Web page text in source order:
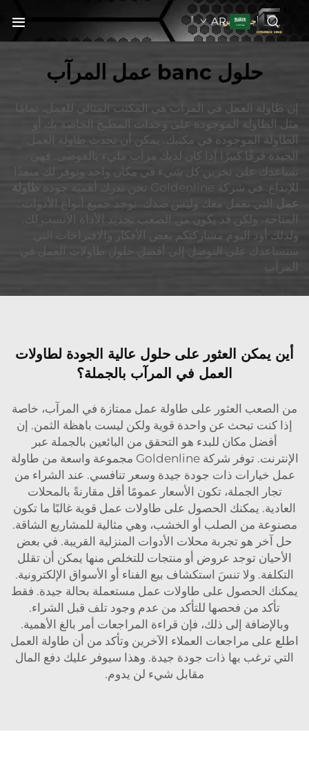
جولدنبلاينAR
حلول banc عمل المرآب
إن طاولة العمل في المرآب هي المكتب المثالي للعمل، تمامًا
مثل الطاولة الموجودة على وحدات المطبخ الخاصة بك أو
الطاولة الموجودة في مكتبك. يمكن أن تحدث طاولة العمل
الجيدة فرقًا كبيرًا إذا كان لديك مرآب مليء بالفوضى. فهي
تساعدك على تخزين كل شيء في مكان واحد وتوفر لك منفذًا
للإبداع. في شركة Goldenline نحن ندرك أهمية جودة
طاولة
عمل
التي تعمل معك وليس ضدك. توجد جميع أنواع الأدوات
المتاحة، ولكن قد يكون من الصعب تحديد الأداة الأنسب لك.
ولذلك أود اليوم مشاركتكم بعض الأفكار والاقتراحات التي
ستساعدك على التوصل إلى أفضل حلول طاولات العمل في
المرآب.
أين يمكن العثور على حلول عالية الجودة لطاولات
العمل في المرآب بالجملة؟
من الصعب العثور على طاولة عمل ممتازة في المرآب، خاصة
إذا كنت تبحث عن واحدة قوية ولكن ليست باهظة الثمن. إن
أفضل مكان للبدء هو التحقق من البائعين بالجملة عبر
الإنترنت. توفر شركة Goldenline مجموعة واسعة من
طاولة
عمل خيارات ذات جودة جيدة وسعر تنافسي. عند الشراء من
تجار الجملة، تكون الأسعار عمومًا أقل مقارنةً بالمحلات
العادية. يمكنك الحصول على طاولات عمل قوية غالبًا ما تكون
مصنوعة من الصلب أو الخشب، وهي مثالية للمشاريع الشاقة.
حل آخر هو تجربة محلات الأدوات المنزلية القريبة. في بعض
الأحيان توجد عروض أو منتجات للتخلص منها يمكن أن تقلل
التكلفة. ولا تنسَ استكشاف بيع الفناء أو الأسواق الإلكترونية.
يمكنك الحصول على طاولات عمل مستعملة بحالة جيدة. فقط
تأكد من فحصها للتأكد من عدم وجود تلف قبل الشراء.
وبالإضافة إلى ذلك، فإن قراءة المراجعات أمر بالغ الأهمية.
اطلع على مراجعات العملاء الآخرين وتأكد من أن طاولة العمل
التي ترغب بها ذات جودة جيدة. وهذا سيوفر عليك دفع المال
مقابل شيء لن يدوم.